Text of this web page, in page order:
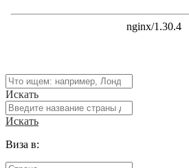
Искать
Искать
Виза в: